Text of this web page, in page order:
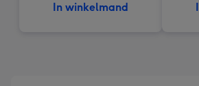
In winkelmand